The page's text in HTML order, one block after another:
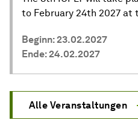
to February 24th 2027 at
Beginn: 23.02.2027
Ende: 24.02.2027
Alle Veranstaltungen